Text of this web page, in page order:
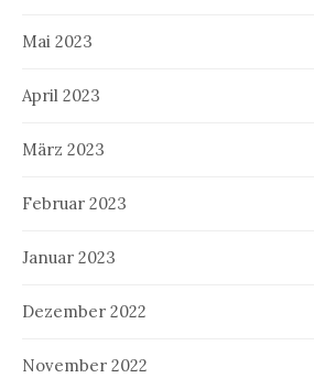
Mai 2023
April 2023
März 2023
Februar 2023
Januar 2023
Dezember 2022
November 2022